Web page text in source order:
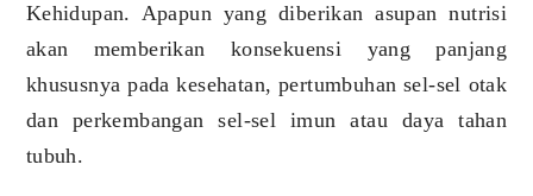
Kehidupan. Apapun yang diberikan asupan nutrisi
akan memberikan konsekuensi yang panjang
khususnya pada kesehatan, pertumbuhan sel-sel otak
dan perkembangan sel-sel imun atau daya tahan
tubuh.